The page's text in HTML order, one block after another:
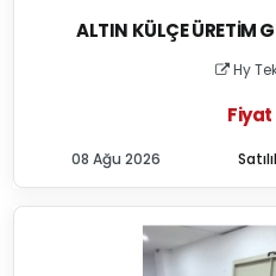
ALTIN KÜLÇE ÜRETIM
Hy
Fiyat
08 Ağu 2026